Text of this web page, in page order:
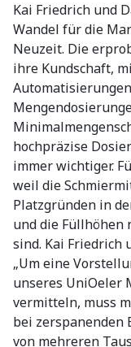
Kai Friedrich und
Wandel für die
Neuzeit. Die
ihre Kundschaft,
hochpräzise
immer wichtiger.
weil die
Platzgründen in
und die Füllhöhen
sind. Kai Friedrich
„Um eine
unseres UniOeler
vermitteln, muss
bei zerspanenden
von mehreren